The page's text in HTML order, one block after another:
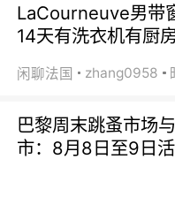
LaCourneuve男带
14天有洗衣机有厨
闲聊法国 zhang0958
巴黎周末跳蚤市场
市：8月8日至9日